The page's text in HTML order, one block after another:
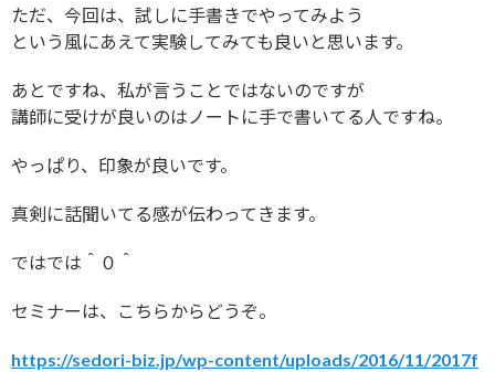
ただ、今回は、試しに手書きでやってみよう
という風にあえて実験してみても良いと思います。
あとですね、私が言うことではないのですが
講師に受けが良いのはノートに手で書いてる人ですね。
やっぱり、印象が良いです。
真剣に話聞いてる感が伝わってきます。
ではでは＾０＾
セミナーは、こちらからどうぞ。
https://sedori-biz.jp/wp-content/uploads/2016/11/2017f